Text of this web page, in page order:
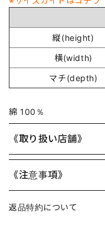
縦(height)
横(width)
マチ(depth)
綿 100％
《取り扱い店舗》
《注意事項》
返品特約について